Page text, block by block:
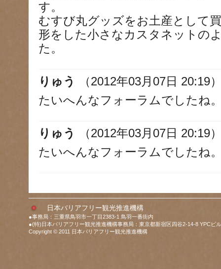
す。
むすび丸グッズをお土産として
形をした小さなカスタネットの
た。
りゅう
（2012年03月07日 20:19
たいへんなフォーラムでしたね
りゅう
（2012年03月07日 20:19
たいへんなフォーラムでしたね
日本バリアフリー観光推進機構
●事務局：三重県鳥羽市一丁目2383-1 鳥羽一番街内
●(特)日本バリアフリー観光推進機構事務局：東京都新宿区四谷2-14-8 YPCビ
Copyright © 2011 日本バリアフリー観光推進機構